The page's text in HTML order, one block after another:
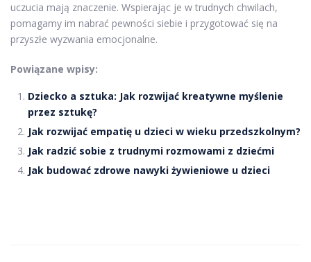
uczucia mają znaczenie. Wspierając je w trudnych chwilach,
pomagamy im nabrać pewności siebie i przygotować się na
przyszłe wyzwania emocjonalne.
Powiązane wpisy:
Dziecko a sztuka: Jak rozwijać kreatywne myślenie
przez sztukę?
Jak rozwijać empatię u dzieci w wieku przedszkolnym?
Jak radzić sobie z trudnymi rozmowami z dziećmi
Jak budować zdrowe nawyki żywieniowe u dzieci